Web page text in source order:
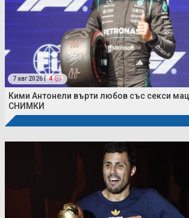
7 авг 2026 | 4
Кими Антонели върти любов със секси
СНИМКИ